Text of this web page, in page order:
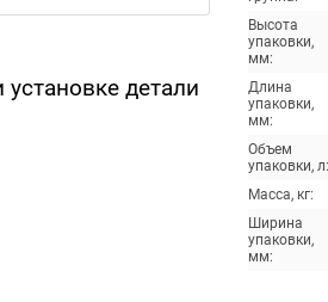
детали
Высота
упаковки,
мм:
Длина
упаковки,
мм:
Объем
упаковки, л:
Масса, кг:
Ширина
упаковки,
мм: